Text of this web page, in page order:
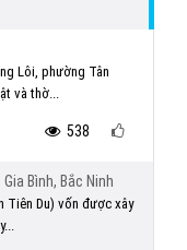
Lôi, phường Tân
và thờ...
538
Bình, Bắc Ninh
Tiên Du) vốn được xây